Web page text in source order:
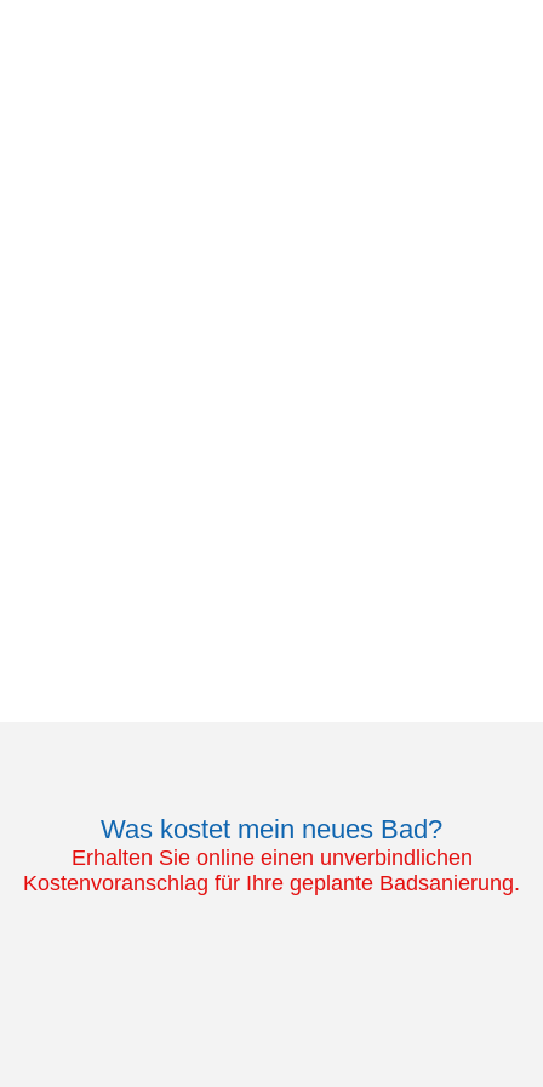
Was kostet mein neues Bad?
Erhalten Sie online einen unverbindlichen
Kostenvoranschlag für Ihre geplante Badsanierung.